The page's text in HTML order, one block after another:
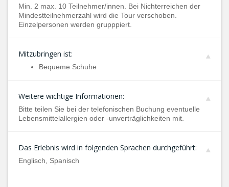
Min. 2 max. 10 Teilnehmer/innen. Bei Nichterreichen der
Mindestteilnehmerzahl wird die Tour verschoben.
Einzelpersonen werden grupppiert.
Mitzubringen ist:
Bequeme Schuhe
Weitere wichtige Informationen:
Bitte teilen Sie bei der telefonischen Buchung eventuelle
Lebensmittelallergien oder -unverträglichkeiten mit.
Das Erlebnis wird in folgenden Sprachen durchgeführt:
Englisch, Spanisch